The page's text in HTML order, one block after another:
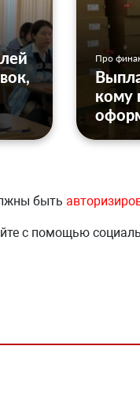
Про
кому
быть
с помощью